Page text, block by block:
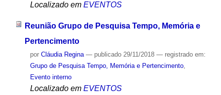
Localizado em EVENTOS
Reunião Grupo de Pesquisa Tempo, Memória e
Pertencimento
por Cláudia Regina — publicado29/11/2018 — registrado em:
Grupo de Pesquisa Tempo, Memória e Pertencimento,
Evento interno
Localizado em EVENTOS